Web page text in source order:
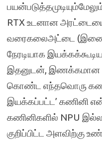
RTX உடனான அரட்டையை
வரைகலைஅட்டை
நேரடியாக
இதனுடன், இணக்கமான
கொண்ட எந்தவொரு
இயக்கப்பட்ட’ கணினி
கணினிகளில் NPU
குறிப்பிட்ட அளவிற்கு